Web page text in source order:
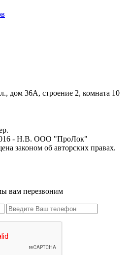
дом 36А, строение 2, комната 10
- Н.В. ООО "ПроЛок"
законом об авторских правах.
вам перезвоним